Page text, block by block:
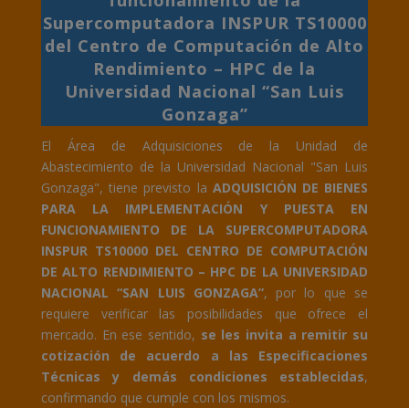
Supercomputadora INSPUR TS10000
del Centro de Computación de Alto
Rendimiento – HPC de la
Universidad Nacional “San Luis
Gonzaga”
El Área de Adquisiciones de la Unidad de
Abastecimiento de la Universidad Nacional "San Luis
Gonzaga", tiene previsto la ADQUISICIÓN DE BIENES
PARA LA IMPLEMENTACIÓN Y PUESTA EN
FUNCIONAMIENTO DE LA SUPERCOMPUTADORA
INSPUR TS10000 DEL CENTRO DE COMPUTACIÓN
DE ALTO RENDIMIENTO – HPC DE LA UNIVERSIDAD
NACIONAL “SAN LUIS GONZAGA”, por lo que se
requiere verificar las posibilidades que ofrece el
mercado. En ese sentido, se les invita a remitir su
cotización de acuerdo a las Especificaciones
Técnicas y demás condiciones establecidas,
confirmando que cumple con los mismos.